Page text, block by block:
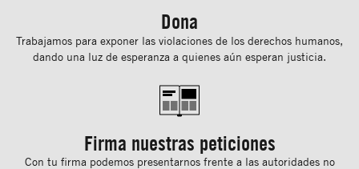
Dona
Trabajamos para exponer las violaciones de los derechos humanos,
dando una luz de esperanza a quienes aún esperan justicia.
Firma nuestras peticiones
Con tu ﬁrma podemos presentarnos frente a las autoridades no